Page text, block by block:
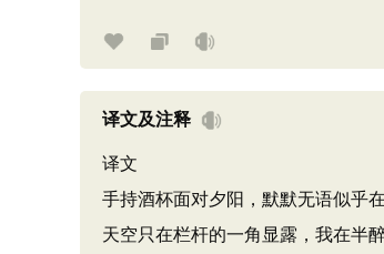
译文及注释
译文
手持酒杯面对夕阳，默默无语似乎
天空只在栏杆的一角显露，我在半